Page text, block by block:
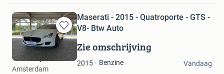
Bewaren
in
Mijn
Favorieten
Maserati - 2015 - Quatroporte - GTS -
V8- Btw Auto
Zie omschrijving
2015 Benzine
Troostwijk Auctions
Amsterdam
Vandaag